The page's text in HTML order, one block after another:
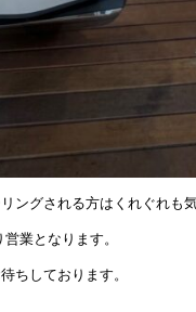
ングされる方はくれぐれも
業となります。
ちしております。